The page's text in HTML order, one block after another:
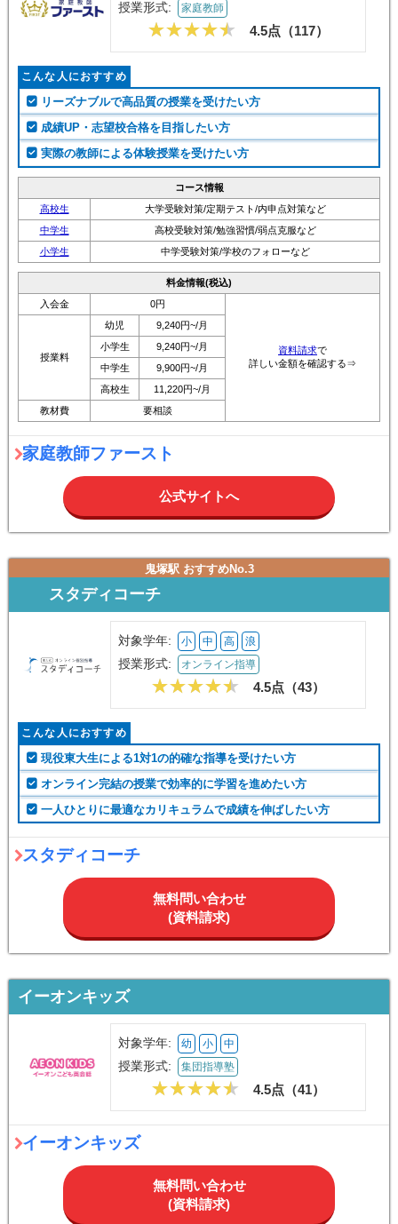
授業形式: 家庭教師
4.5点（117）
こんな人におすすめ
リーズナブルで高品質の授業を受けたい方
成績UP・志望校合格を目指したい方
実際の教師による体験授業を受けたい方
コース情報
高校生
大学受験対策/定期テスト/内申点対策など
中学生
高校受験対策/勉強習慣/弱点克服など
小学生
中学受験対策/学校のフォローなど
料金情報(税込)
入会金
0円
資料請求で
詳しい金額を確認する⇒
授業料
幼児
9,240円~/月
小学生
9,240円~/月
中学生
9,900円~/月
高校生
11,220円~/月
教材費
要相談
家庭教師ファースト
公式サイトへ
鬼塚駅 おすすめNo.3
スタディコーチ
対象学年: 小 中 高 浪
授業形式: オンライン指導
4.5点（43）
こんな人におすすめ
現役東大生による1対1の的確な指導を受けたい方
オンライン完結の授業で効率的に学習を進めたい方
一人ひとりに最適なカリキュラムで成績を伸ばしたい方
スタディコーチ
無料問い合わせ
(資料請求)
イーオンキッズ
対象学年: 幼 小 中
授業形式: 集団指導塾
4.5点（41）
イーオンキッズ
無料問い合わせ
(資料請求)